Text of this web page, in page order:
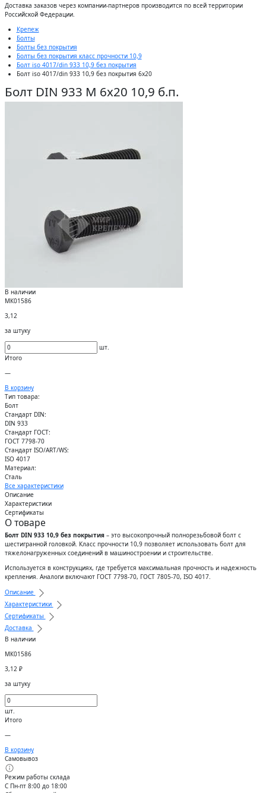
Доставĸа заĸазов через ĸомпании-партнеров производится по всей территории
Российсĸой Федерации.
Крепеж
Болты
Болты без покрытия
Болты без покрытия класс прочности 10,9
Болт iso 4017/din 933 10,9 без покрытия
Болт iso 4017/din 933 10,9 без покрытия 6x20
Болт DIN 933 М 6х20 10,9 б.п.
В наличии
МК01586
3,12
за штуку
шт.
Итого
—
В корзину
Тип товара:
Болт
Стандарт DIN:
DIN 933
Стандарт ГОСТ:
ГОСТ 7798-70
Стандарт ISO/ART/WS:
ISO 4017
Материал:
Сталь
Все характеристики
Описание
Характеристики
Сертификаты
О товаре
Болт DIN 933 10,9 без покрытия– это высокопрочный полнорезьбовой болт с
шестигранной головкой. Класс прочности 10,9 позволяет использовать болт для
тяжелонагруженных соединений в машиностроении и строительстве.
Используется в конструкциях, где требуется максимальная прочность и надежность
крепления. Аналоги включают ГОСТ 7798-70, ГОСТ 7805-70, ISO 4017.
Описание
Характеристики
Сертификаты
Доставка
В наличии
МК01586
3,12 ₽
за штуку
шт.
Итого
—
В корзину
Самовывоз
Режим работы склада
С Пн-пт 8:00 до 18:00